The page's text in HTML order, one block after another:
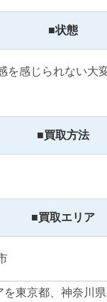
■状態
を感じられない大
■買取方法
■買取エリア
東京都、神奈川